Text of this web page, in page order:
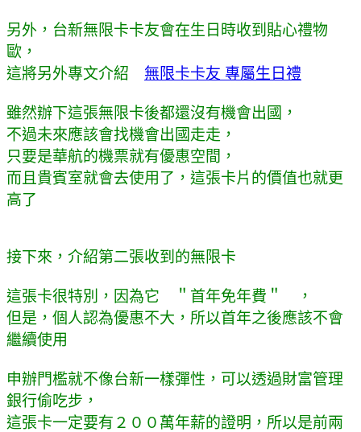
另外，台新無限卡卡友會在生日時收到貼心禮物
歐，
這將另外專文介紹 無限卡卡友 專屬生日禮
雖然辦下這張無限卡後都還沒有機會出國，
不過未來應該會找機會出國走走，
只要是華航的機票就有優惠空間，
而且貴賓室就會去使用了，這張卡片的價值也就更
高了
接下來，介紹第二張收到的無限卡
這張卡很特別，因為它 ＂首年免年費＂ ，
但是，個人認為優惠不大，所以首年之後應該不會
繼續使用
申辦門檻就不像台新一樣彈性，可以透過財富管理
銀行偷吃步，
這張卡一定要有２００萬年薪的證明，所以是前兩